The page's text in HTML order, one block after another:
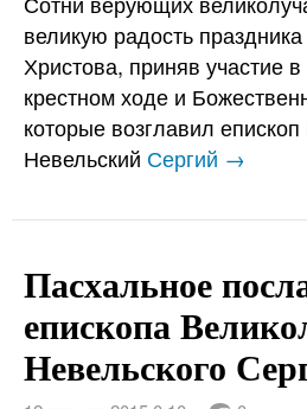
великую радость
Христова, приняв участие
крестном ходе и
которые возглавил
Невельский Сергий →
Пасхальное
епископа
Невельского